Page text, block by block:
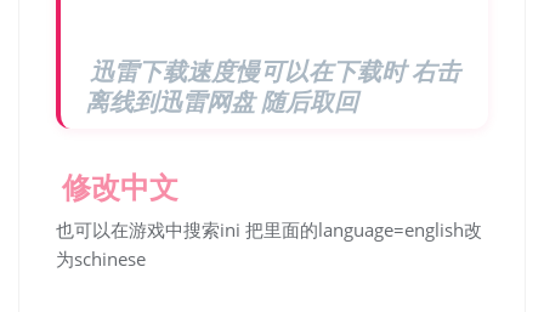
迅雷下载速度慢可以在下载时 右击
离线到迅雷网盘 随后取回
修改中文
也可以在游戏中搜索ini 把里面的language=english改
为schinese